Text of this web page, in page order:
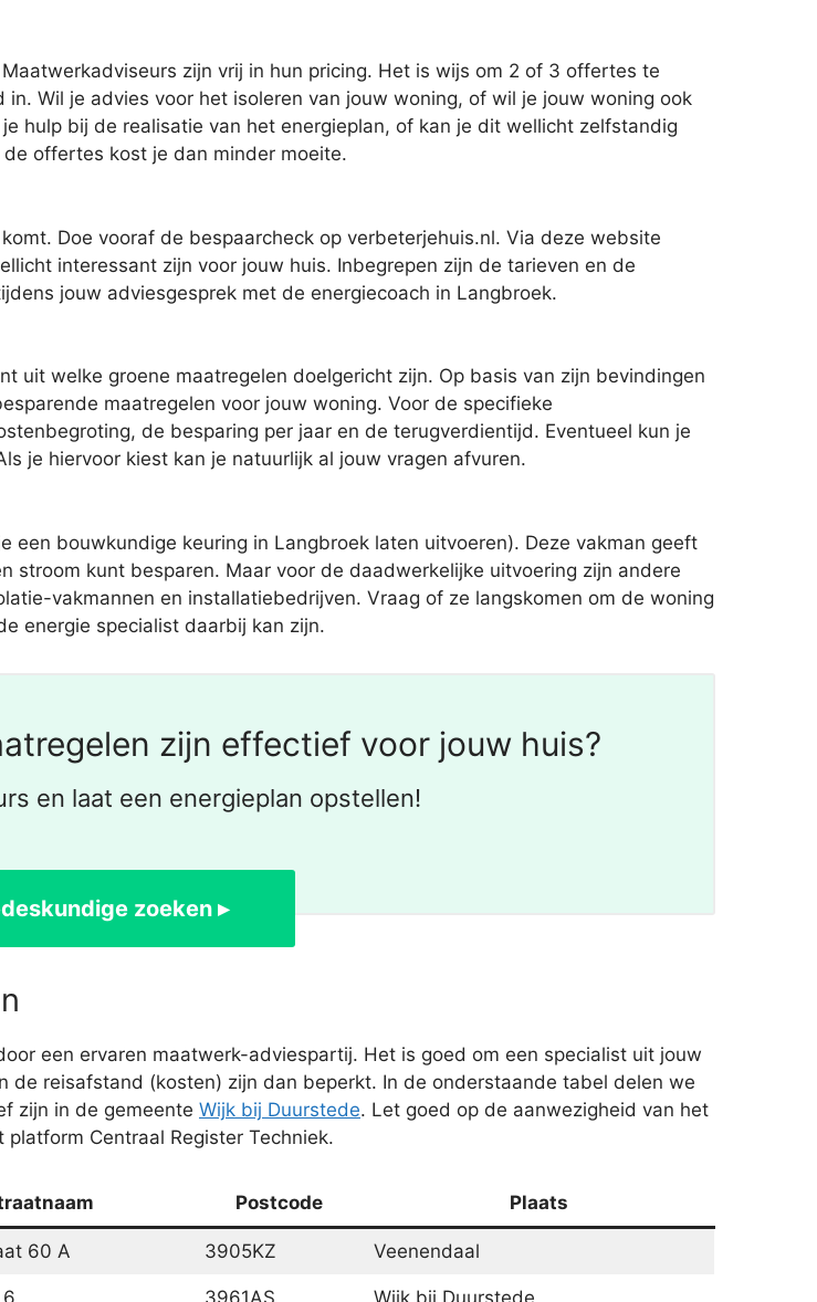
zijn vrij in hun pricing. Het is wijs om 2 of 3 offertes te
Wil je advies voor het isoleren van jouw woning, of wil je jouw woning ook
hulp bij de realisatie van het energieplan, of kan je dit wellicht zelfstandig
offertes kost je dan minder moeite.
Doe vooraf de bespaarcheck op verbeterjehuis.nl. Via deze website
interessant zijn voor jouw huis. Inbegrepen zijn de tarieven en de
jouw adviesgesprek met de energiecoach in Langbroek.
uit welke groene maatregelen doelgericht zijn. Op basis van zijn bevindingen
maatregelen voor jouw woning. Voor de specifieke
de besparing per jaar en de terugverdientijd. Eventueel kun je
je hiervoor kiest kan je natuurlijk al jouw vragen afvuren.
een bouwkundige keuring in Langbroek laten uitvoeren). Deze vakman geeft
stroom kunt besparen. Maar voor de daadwerkelijke uitvoering zijn andere
vakmannen en installatiebedrijven. Vraag of ze langskomen om de woning
energie specialist daarbij kan zijn.
zijn effectief voor jouw huis?
en laat een energieplan opstellen!
zoeken ▸
een ervaren maatwerk-adviespartij. Het is goed om een specialist uit jouw
de reisafstand (kosten) zijn dan beperkt. In de onderstaande tabel delen we
zijn in de gemeente Wijk bij Duurstede. Let goed op de aanwezigheid van het
Centraal Register Techniek.
Postcode Plaats
60 A 3905KZ Veenendaal